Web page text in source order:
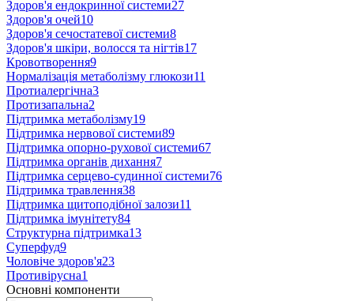
Здоров'я ендокринної системи27
Здоров'я очей10
Здоров'я сечостатевої системи8
Здоров'я шкіри, волосся та нігтів17
Кровотворення9
Нормалізація метаболізму глюкози11
Протиалергічна3
Протизапальна2
Підтримка метаболізму19
Підтримка нервової системи89
Підтримка опорно-рухової системи67
Підтримка органів дихання7
Підтримка серцево-судинної системи76
Підтримка травлення38
Підтримка щитоподібної залози11
Підтримка імунітету84
Структурна підтримка13
Суперфуд9
Чоловіче здоров'я23
Противірусна1
Основні компоненти